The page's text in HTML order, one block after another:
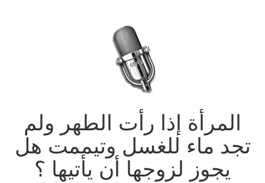
المرأة إذا رأت الطهر ولم
تجد ماء للغسل وتيممت هل
يجوز لزوجها أن يأتيها ؟